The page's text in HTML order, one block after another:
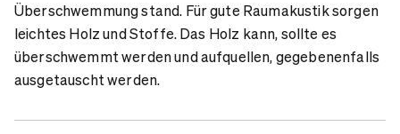
Überschwemmung stand. Für gute Raumakustik sorgen
leichtes Holz und Stoffe. Das Holz kann, sollte es
überschwemmt werden und aufquellen, gegebenenfalls
ausgetauscht werden.